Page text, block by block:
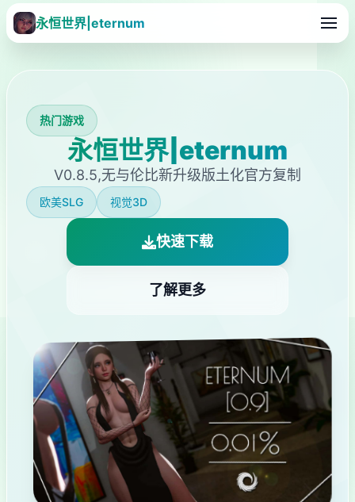
永恒世界|eternum
热门游戏
永恒世界|eternum
V0.8.5,无与伦比新升级版土化官方复制
欧美SLG 视觉3D
快速下载
了解更多